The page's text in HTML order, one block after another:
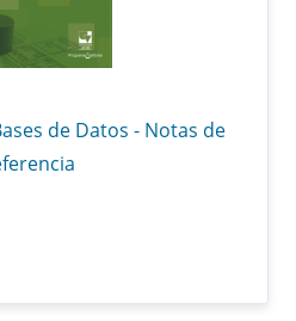
de Datos - Notas de